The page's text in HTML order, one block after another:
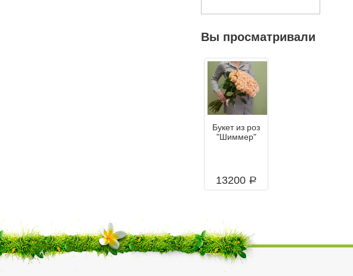
Вы просматривали
Букет из роз
"Шиммер"
13200 a